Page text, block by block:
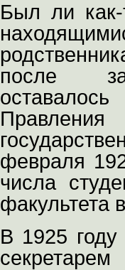
Был ли как-
после
февраля
числа
факультета
В 1925 году